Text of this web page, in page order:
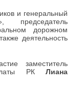
и генеральный
председатель
дорожном
деятельность
заместитель
РК Лиана